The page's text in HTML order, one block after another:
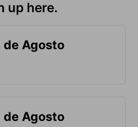
up here.
de Agosto
de Agosto